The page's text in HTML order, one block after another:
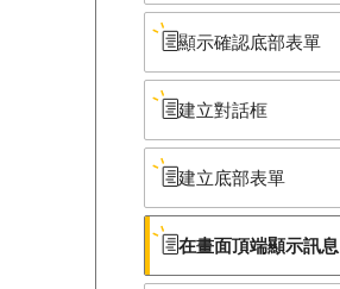
顯示確認底部​表單
建立對話框
建立底部​表單
在畫面頂端顯示訊息